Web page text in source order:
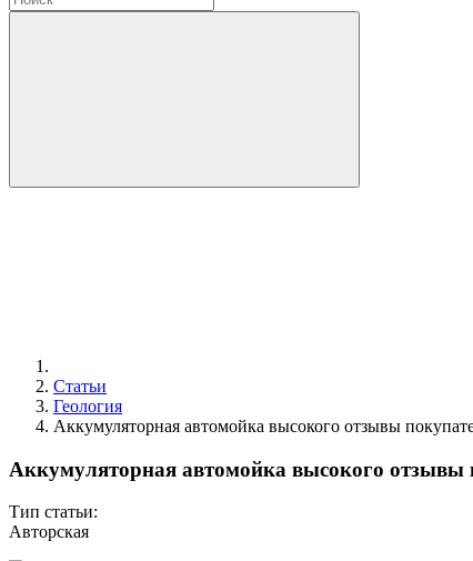
Статьи
Геология
Аккумуляторная автомойка высокого отзывы
Аккумуляторная автомойка высокого отзывы
Тип статьи:
Авторская